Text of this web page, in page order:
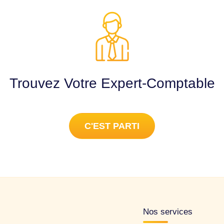
Trouvez Votre Expert-Comptable
C'EST PARTI
Nos services